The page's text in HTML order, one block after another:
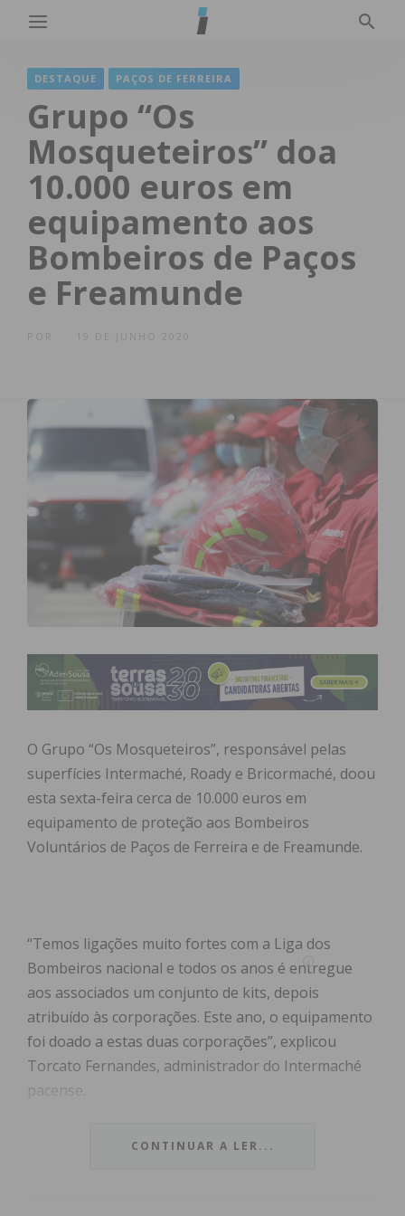
DESTAQUE PAÇOS DE FERREIRA
Grupo “Os
Mosqueteiros” doa
10.000 euros em
equipamento aos
Bombeiros de Paços
e Freamunde
O Grupo “Os Mosqueteiros”, responsável pelas
superfícies Intermaché, Roady e Bricormaché, doou
esta sexta-feira cerca de 10.000 euros em
equipamento de proteção aos Bombeiros
Voluntários de Paços de Ferreira e de Freamunde.
“Temos ligações muito fortes com a Liga dos
Bombeiros nacional e todos os anos é entregue
aos associados um conjunto de kits, depois
atribuído às corporações. Este ano, o equipamento
foi doado a estas duas corporações”, explicou
Torcato Fernandes, administrador do Intermaché
pacense.
Segundo o mesmo, os equipamentos doados, entre
CONTINUAR A LER...